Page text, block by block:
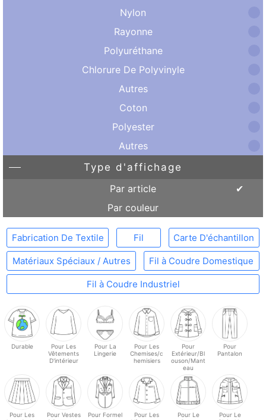
Nylon
Rayonne
Polyuréthane
Chlorure De Polyvinyle
Autres
Coton
Polyester
Autres
Type d'affichage
Par article
Par couleur
Fabrication De Textile Fil Carte D'échantillon
Matériaux Spéciaux / Autres Fil à Coudre Domestique
Fil à Coudre Industriel
Durable
Pour Les
Vêtements
D'intérieur
Pour La
Lingerie
Pour Les
Chemises/c
hemisiers
Pour
Extérieur/Bl
ouson/Mant
eau
Pour
Pantalon
Pour Les
Pour Vestes
Pour Formel
Pour Les
Pour Le
Pour Le